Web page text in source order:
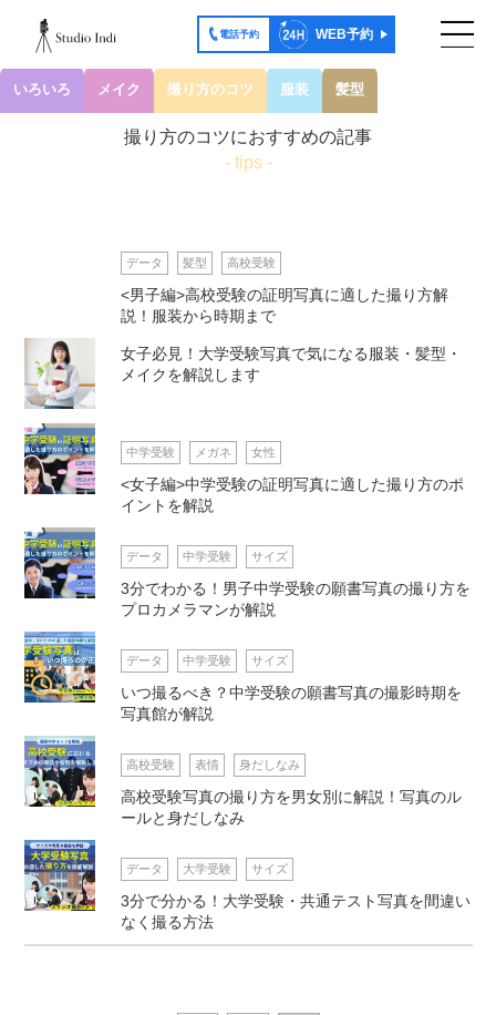
電話予約 WEB予約
いろいろ メイク 撮り方のコツ 服装 髪型
撮り方のコツにおすすめの記事
- tips -
データ 髪型 高校受験
<男子編>高校受験の証明写真に適した撮り方解
説！服装から時期まで
女子必見！大学受験写真で気になる服装・髪型・
メイクを解説します
中学受験 メガネ 女性
<女子編>中学受験の証明写真に適した撮り方のポ
イントを解説
データ 中学受験 サイズ
3分でわかる！男子中学受験の願書写真の撮り方を
プロカメラマンが解説
データ 中学受験 サイズ
いつ撮るべき？中学受験の願書写真の撮影時期を
写真館が解説
高校受験 表情 身だしなみ
高校受験写真の撮り方を男女別に解説！写真のル
ールと身だしなみ
データ 大学受験 サイズ
3分で分かる！大学受験・共通テスト写真を間違い
なく撮る方法